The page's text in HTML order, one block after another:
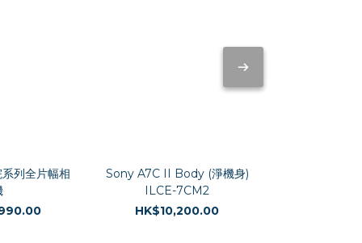
列全片幅相
Sony A7C II Body (淨機身)
ILCE-7CM2
HK$10,200.00